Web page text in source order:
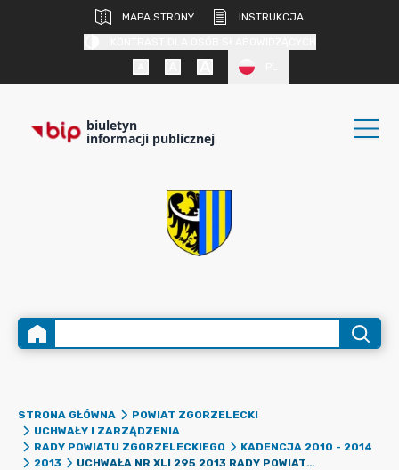
MAPA STRONY
INSTRUKCJA
biuletyn
informacji publicznej
STRONA GŁÓWNA
POWIAT ZGORZELECKI
UCHWAŁY I ZARZĄDZENIA
RADY POWIATU ZGORZELECKIEGO
KADENCJA 2010 - 2014
2013
UCHWAŁA NR XLI 295 2013 RADY POWIATU ZGORZELECKIEGO Z DNIA 30 PAŹDZIERNIKA 2013 R. W SPRAWIE ZMIANY UCHWAŁY NR XXXI 228 2012 RADY POWIATU ZGORZELECKIEGO Z DNIA 28 GRUDNIA 2012 R. W SPRAWIE UCHWALENIA WIELOLETNIEJ PROGNOZY FINANSOWEJ POWIATU ZGORZELECKIEGO NA LATA 2013-2019.